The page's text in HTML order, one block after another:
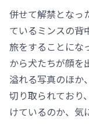
併せて解禁となっ
ているミンスの背
旅をすることにな
から犬たちが顔を
溢れる写真のほか
切り取られており
けているのか、気